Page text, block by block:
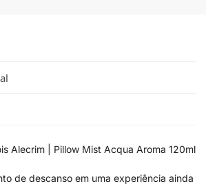
Alecrim | Pillow Mist Acqua Aroma 120ml
de descanso em uma experiência ainda